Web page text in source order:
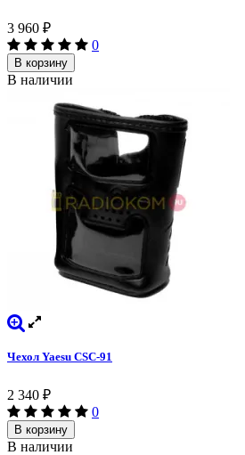
3 960 ₽
0
В корзину
В наличии
Чехол Yaesu CSC-91
2 340 ₽
0
В корзину
В наличии